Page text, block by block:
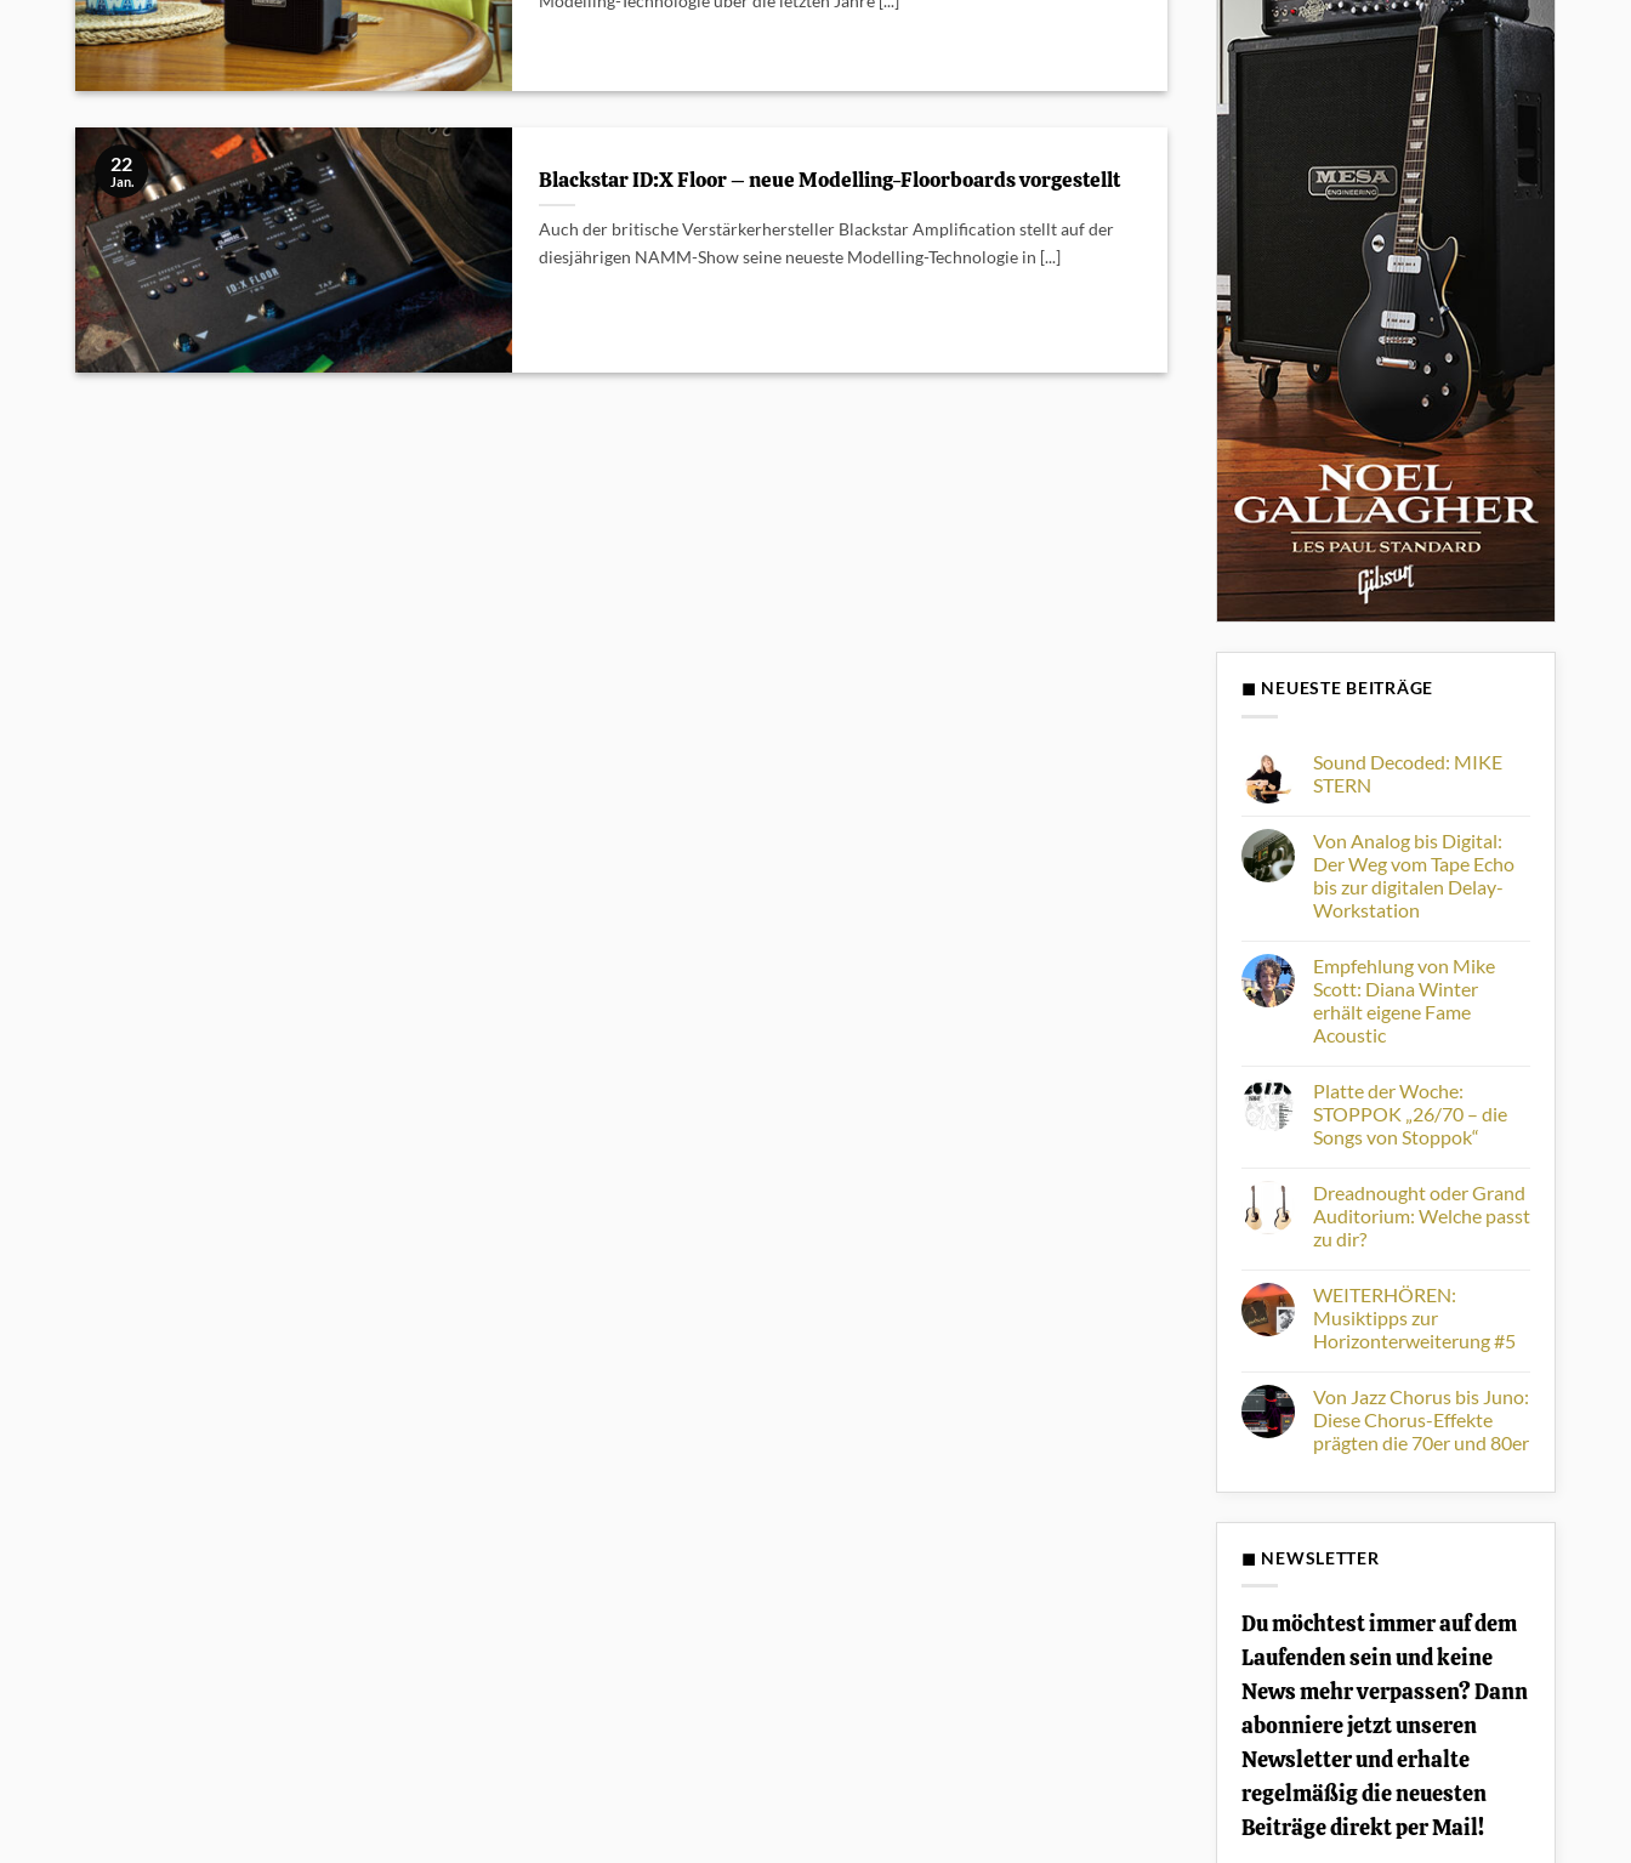
Blackstar ID:X Floor – neue Modelling-Floorboards vorgestellt
Auch der britische Verstärkerhersteller Blackstar Amplification stellt auf der
diesjährigen NAMM-Show seine neueste Modelling-Technologie in [...]
22
Jan.
◼ NEUESTE BEITRÄGE
Sound Decoded: MIKE
STERN
zu
Sound
Decoded:
MIKE
STERN
Von Analog bis Digital:
Der Weg vom Tape Echo
bis zur digitalen Delay-
Workstation
zu
Von
Analog
bis
Digital:
Der
Tape
Echo
bis
zur
Workstation
Empfehlung von Mike
Scott: Diana Winter
erhält eigene Fame
Acoustic
zu
Empfehlung
von
Mike
Winter
erhält
eigene
Acoustic
Platte der Woche:
STOPPOK „26/70 – die
Songs von Stoppok“
zu
Platte
der
Woche:
–
die
Songs
von
Stoppok“
Dreadnought oder Grand
Auditorium: Welche passt
zu dir?
zu
Dreadnought
oder
Grand
passt
zu
dir?
WEITERHÖREN:
Musiktipps zur
Horizonterweiterung #5
zu
WEITERHÖREN:
Musiktipps
zur
Horizonterweiterung
Von Jazz Chorus bis Juno:
Diese Chorus-Effekte
prägten die 70er und 80er
zu
bis
Effekte
die
und
80er
◼ NEWSLETTER
Du möchtest immer auf dem
Laufenden sein und keine
News mehr verpassen? Dann
abonniere jetzt unseren
Newsletter und erhalte
regelmäßig die neuesten
Beiträge direkt per Mail!